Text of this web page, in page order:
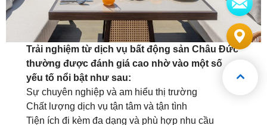
Trải nghiệm từ dịch vụ bất động sản Châu Đức
thường được đánh giá cao nhờ vào một số
yếu tố nổi bật như sau:
Sự chuyên nghiệp và am hiểu thị trường
Chất lượng dịch vụ tận tâm và tận tình
Tiện ích đi kèm đa dạng và phù hợp nhu cầu